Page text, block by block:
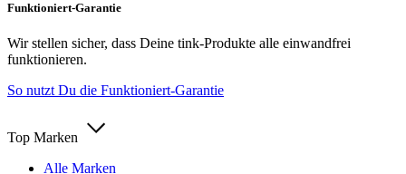
Funktioniert-Garantie
Wir stellen sicher, dass Deine tink-Produkte alle einwandfrei
funktionieren.
So nutzt Du die Funktioniert-Garantie
Top Marken
Alle Marken